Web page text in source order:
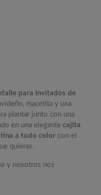
para invitados de
macetita y una
plantar junto con una
en una elegante cajita
a todo color con el
quieras.
y nosotros nos